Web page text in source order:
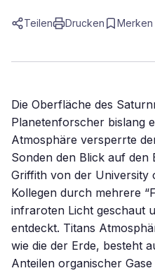
Teilen Drucken Merken
Die Oberfläche des
Planetenforscher bislang
Atmosphäre versperrte
Sonden den Blick auf den
Griffith von der University
Kollegen durch mehrere
infraroten Licht geschaut
entdeckt. Titans
wie die der Erde, besteht
Anteilen organischer